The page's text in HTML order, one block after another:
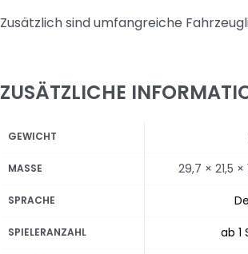
Zusätzlich sind umfangreiche
ZUSÄTZLICHE
GEWICHT
MASSE 29,7 × 21,5 ×
SPRACHE
SPIELERANZAHL ab 1